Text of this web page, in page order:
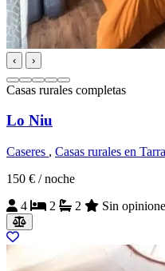
‹ ›
Casas rurales completas
Lo Niu
Caseres , Casas rurales en
150 € / noche
4
2 2 Sin